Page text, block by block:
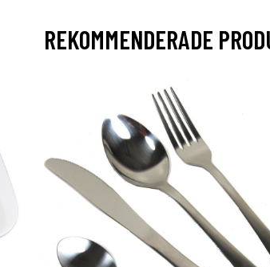
REKOMMENDERADE